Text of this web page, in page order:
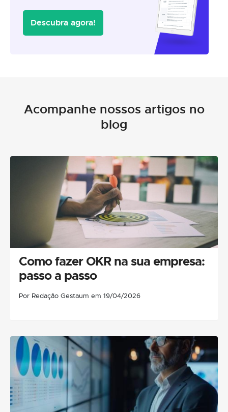
Descubra agora!
Acompanhe nossos artigos no
blog
Como fazer OKR na sua empresa:
passo a passo
Por Redação Gestaum em 19/04/2026